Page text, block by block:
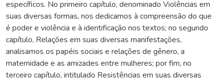
específicos. No primeiro capítulo, denominado Violências em
suas diversas formas, nos dedicamos à compreensão do que
é poder e violência e à identificação nos textos; no segundo
capítulo, Relações em suas diversas manifestações,
analisamos os papéis sociais e relações de gênero, a
maternidade e as amizades entre mulheres; por fim, no
terceiro capítulo, intitulado Resistências em suas diversas